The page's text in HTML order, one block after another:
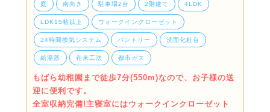
庭 南向き 駐車場2台 2階建て 4LDK
LDK15帖以上 ウォークインクローゼット
24時間換気システム パントリー 洗面化粧台
給湯器 在来工法 都市ガス
もばら幼稚園まで徒歩7分(550m)なので、お子様の送
迎に便利です。
全室収納完備!主寝室にはウォークインクローゼット